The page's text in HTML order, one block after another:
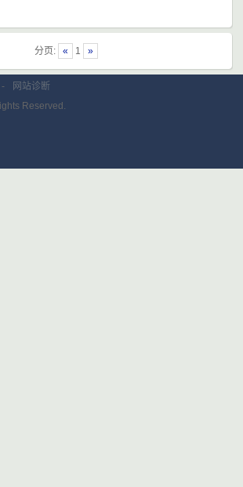
分页: « 1 »
-
网站诊断
Reserved.